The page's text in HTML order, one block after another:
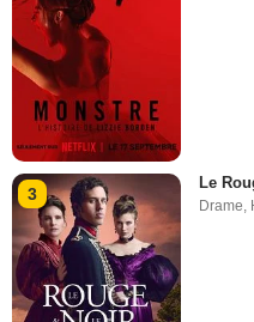
3
Le
Drame,